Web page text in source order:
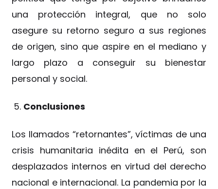
una protección integral, que no solo
asegure su retorno seguro a sus regiones
de origen, sino que aspire en el mediano y
largo plazo a conseguir su bienestar
personal y social.
Conclusiones
Los llamados “retornantes”, víctimas de una
crisis humanitaria inédita en el Perú, son
desplazados internos en virtud del derecho
nacional e internacional. La pandemia por la